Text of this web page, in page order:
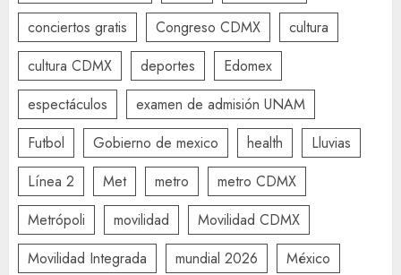
conciertos gratis
Congreso CDMX
cultura
cultura CDMX
deportes
Edomex
espectáculos
examen de admisión UNAM
Futbol
Gobierno de mexico health
Lluvias
Línea 2
Met metro
metro CDMX
Metrópoli
movilidad
Movilidad CDMX
Movilidad Integrada
mundial 2026
México